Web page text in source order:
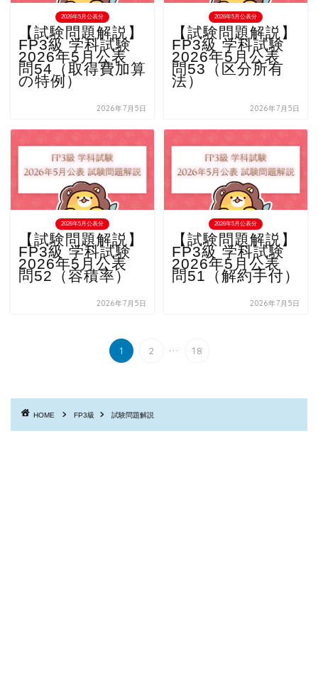
2026年5月公表分
【試験問題解説】
FP3級 学科試験
2026年5月公表
問54（取得費加算
の特例）
2026年7月5日
2026年5月公表分
【試験問題解説】
FP3級 学科試験
2026年5月公表
問53（区分所有
法）
2026年7月5日
2026年5月公表分
【試験問題解説】
FP3級 学科試験
2026年5月公表
問52（容積率）
2026年7月5日
2026年5月公表分
【試験問題解説】
FP3級 学科試験
2026年5月公表
問51（解約手付）
2026年7月5日
1 2 ... 18
HOME FP3級 試験問題解説